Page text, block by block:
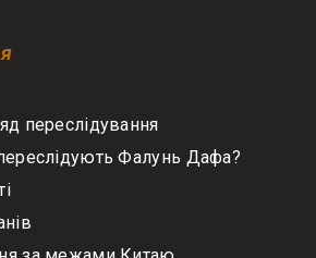
переслідування
Фалунь Дафа?